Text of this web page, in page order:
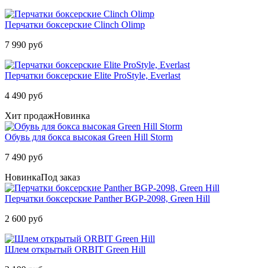
Перчатки боксерские Clinch Olimp
7 990 руб
Перчатки боксерские Elite ProStyle, Everlast
4 490 руб
Хит продажНовинка
Обувь для бокса высокая Green Hill Storm
7 490 руб
НовинкаПод заказ
Перчатки боксерские Panther BGP-2098, Green Hill
2 600 руб
Шлем открытый ORBIT Green Hill